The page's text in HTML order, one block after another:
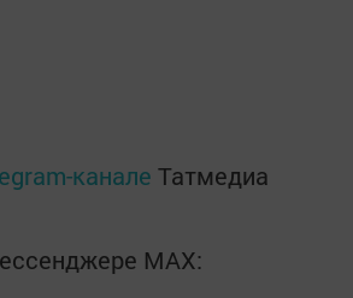
канале Татмедиа
MАХ: